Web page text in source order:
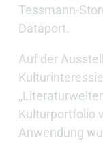
Tessmann-
Dataport.
Auf der
Kulturportfolio
Anwendung